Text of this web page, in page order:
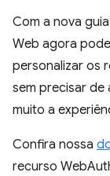
Com a nova guia
Web agora
personalizar os
sem precisar de
muito a
Confira nossa
recurso